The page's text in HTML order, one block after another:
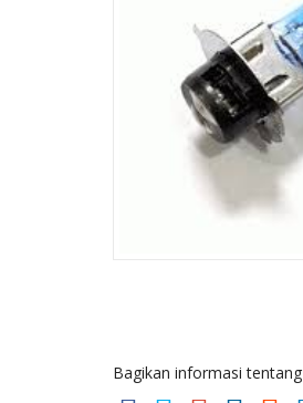
Bagikan informasi tentang